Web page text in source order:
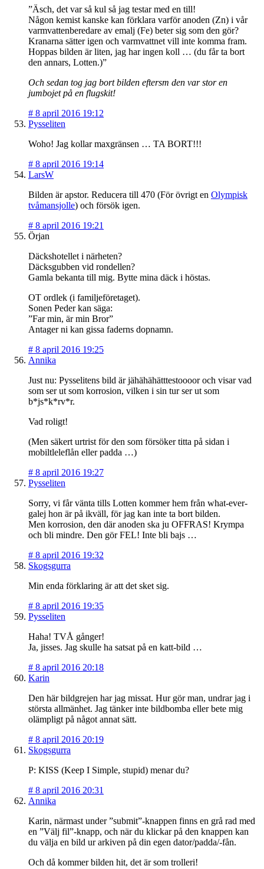
”Äsch, det var så kul så jag testar med en till!
Någon kemist kanske kan förklara varför anoden (Zn) i vår
varmvattenberedare av emalj (Fe) beter sig som den gör?
Kranarna sätter igen och varmvattnet vill inte komma fram.
Hoppas bilden är liten, jag har ingen koll … (du får ta bort
den annars, Lotten.)”
Och sedan tog jag bort bilden eftersm den var stor en
jumbojet på en flugskit!
# 8 april 2016 19:12
Pysseliten
Woho! Jag kollar maxgränsen … TA BORT!!!
# 8 april 2016 19:14
LarsW
Bilden är apstor. Reducera till 470 (För övrigt en Olympisk
tvåmansjolle) och försök igen.
# 8 april 2016 19:21
Örjan
Däckshotellet i närheten?
Däcksgubben vid rondellen?
Gamla bekanta till mig. Bytte mina däck i höstas.
OT ordlek (i familjeföretaget).
Sonen Peder kan säga:
”Far min, är min Bror”
Antager ni kan gissa faderns dopnamn.
# 8 april 2016 19:25
Annika
Just nu: Pysselitens bild är jähähähätttestoooor och visar vad
som ser ut som korrosion, vilken i sin tur ser ut som
b*js*k*rv*r.
Vad roligt!
(Men säkert urtrist för den som försöker titta på sidan i
mobiltleleflån eller padda …)
# 8 april 2016 19:27
Pysseliten
Sorry, vi får vänta tills Lotten kommer hem från what-ever-
galej hon är på ikväll, för jag kan inte ta bort bilden.
Men korrosion, den där anoden ska ju OFFRAS! Krympa
och bli mindre. Den gör FEL! Inte bli bajs …
# 8 april 2016 19:32
Skogsgurra
Min enda förklaring är att det sket sig.
# 8 april 2016 19:35
Pysseliten
Haha! TVÅ gånger!
Ja, jisses. Jag skulle ha satsat på en katt-bild …
# 8 april 2016 20:18
Karin
Den här bildgrejen har jag missat. Hur gör man, undrar jag i
största allmänhet. Jag tänker inte bildbomba eller bete mig
olämpligt på något annat sätt.
# 8 april 2016 20:19
Skogsgurra
P: KISS (Keep I Simple, stupid) menar du?
# 8 april 2016 20:31
Annika
Karin, närmast under ”submit”-knappen finns en grå rad med
en ”Välj fil”-knapp, och när du klickar på den knappen kan
du välja en bild ur arkiven på din egen dator/padda/-fån.
Och då kommer bilden hit, det är som trolleri!